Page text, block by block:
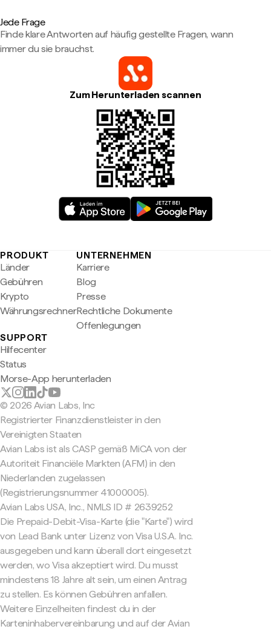
Jede Frage
Finde klare Antworten auf häufig gestellte Fragen, wann
immer du sie brauchst.
Zum Herunterladen scannen
PRODUKT
Länder
Gebühren
Krypto
Währungsrechner
UNTERNEHMEN
Karriere
Blog
Presse
Rechtliche Dokumente
Offenlegungen
SUPPORT
Hilfecenter
Status
Morse-App herunterladen
© 2026 Avian Labs, Inc
Registrierter Finanzdienstleister in den
Vereinigten Staaten
Avian Labs ist als CASP gemäß MiCA von der
Autoriteit Financiële Markten (AFM) in den
Niederlanden zugelassen
(Registrierungsnummer 41000005).
Avian Labs USA, Inc., NMLS ID # 2639252
Die Prepaid-Debit-Visa-Karte (die "Karte") wird
von Lead Bank unter Lizenz von Visa U.S.A. Inc.
ausgegeben und kann überall dort eingesetzt
werden, wo Visa akzeptiert wird. Du musst
mindestens 18 Jahre alt sein, um einen Antrag
zu stellen. Es können Gebühren anfallen.
Weitere Einzelheiten findest du in der
Karteninhabervereinbarung und auf der Avian